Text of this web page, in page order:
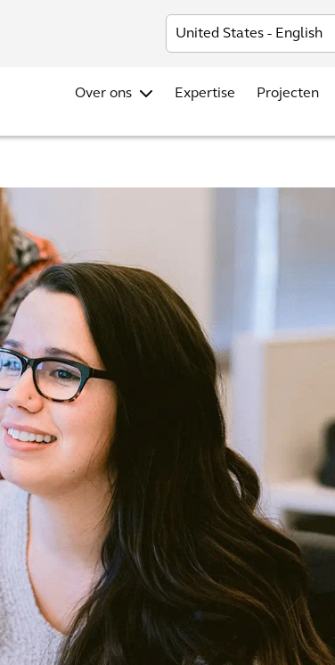
Investors Nieuws
Over ons Expertise Projecten